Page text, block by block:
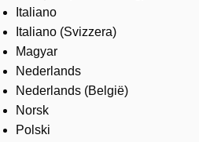
Italiano
Italiano (Svizzera)
Magyar
Nederlands
Nederlands (België)
Norsk
Polski